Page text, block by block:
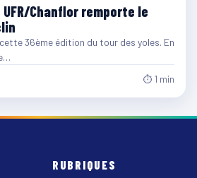
UFR/Chanflor remporte le
36ème édition du tour des yoles. En
⏱ 1 min
RUBRIQUES